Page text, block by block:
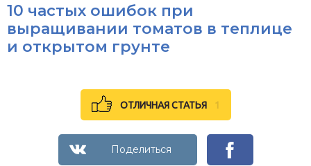
10 частых ошибок при
выращивании томатов в теплице
и открытом грунте
ОТЛИЧНАЯ СТАТЬЯ 1